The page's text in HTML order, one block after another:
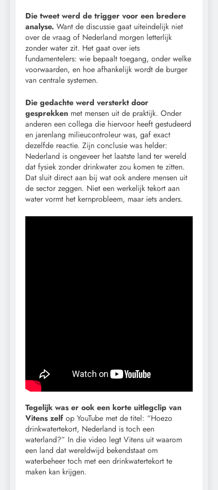
Die tweet werd de trigger voor een bredere
analyse. Want de discussie gaat uiteindelijk niet
over de vraag of Nederland morgen letterlijk
zonder water zit. Het gaat over iets
fundamentelers: wie bepaalt toegang, onder welke
voorwaarden, en hoe afhankelijk wordt de burger
van centrale systemen.
Die gedachte werd versterkt door
gesprekken met mensen uit de praktijk. Onder
anderen een collega die hiervoor heeft gestudeerd
en jarenlang milieucontroleur was, gaf exact
dezelfde reactie. Zijn conclusie was helder:
Nederland is ongeveer het laatste land ter wereld
dat fysiek zonder drinkwater zou komen te zitten.
Dat sluit direct aan bij wat ook andere mensen uit
de sector zeggen. Niet een werkelijk tekort aan
water vormt het kernprobleem, maar iets anders.
Tegelijk was er ook een korte uitlegclip van
Vitens zelf op YouTube met de titel: “Hoezo
drinkwatertekort, Nederland is toch een
waterland?” In die video legt Vitens uit waarom
een land dat wereldwijd bekendstaat om
waterbeheer toch met een drinkwatertekort te
maken kan krijgen.